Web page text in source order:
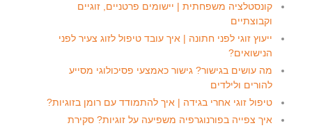
קונסטלציה משפחתית | יישומים פרטניים, זוגיים
וקבוצתיים
ייעוץ זוגי לפני חתונה | איך עובד טיפול לזוג צעיר לפני
הנישואים?
מה עושים בגישור? גישור כאמצעי פסיכולוגי מסייע
להורים ולילדים
טיפול זוגי אחרי בגידה | איך להתמודד עם רומן בזוגיות?
איך צפייה בפורנוגרפיה משפיעה על זוגיות? סקירת